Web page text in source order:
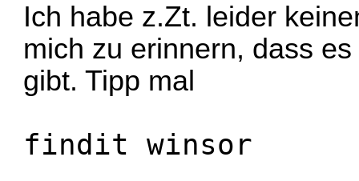
Ich habe z.Zt. leider
mich zu erinnern, dass
gibt. Tipp mal
findit winsor